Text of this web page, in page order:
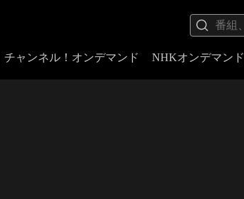
チャンネル！オンデマンド NHKオンデマンド